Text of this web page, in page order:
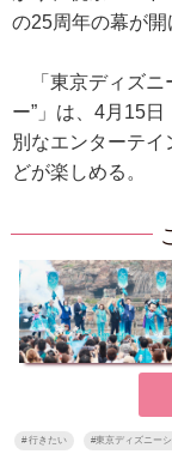
の25周年の幕が開
「東京ディズニ
ー”」は、4月15
別なエンターテ
どが楽しめる。
#行きたい #東京ディズニー